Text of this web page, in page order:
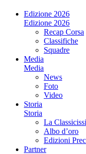
Edizione 2026
Edizione 2026
Recap Corsa
Classifiche
Squadre
Media
Media
News
Foto
Video
Storia
Storia
La
Albo d’oro
Edizioni
Partner